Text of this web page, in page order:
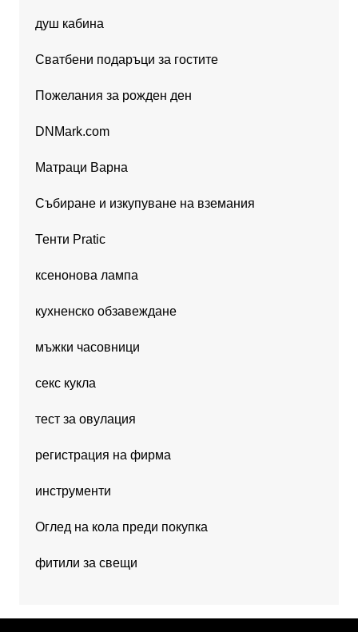
душ кабина
Сватбени подаръци за гостите
Пожелания за рожден ден
DNMark.com
Матраци Варна
Събиране и изкупуване на вземания
Тенти Pratic
ксенонова лампа
кухненско обзавеждане
мъжки часовници
секс кукла
тест за овулация
регистрация на фирма
инструменти
Оглед на кола преди покупка
фитили за свещи